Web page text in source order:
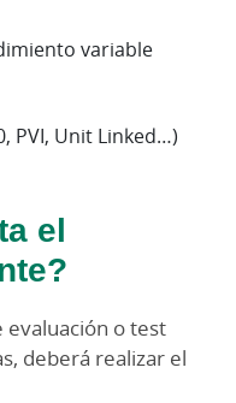
variable
PVI, Unit Linked…)
el
evaluación o test
deberá realizar el